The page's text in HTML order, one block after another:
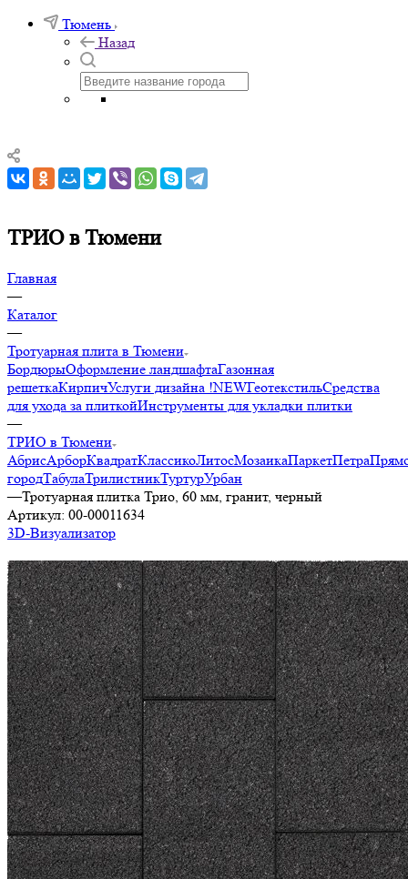
Тюмень
Назад
ТРИО в Тюмени
Главная
—
Каталог
—
Тротуарная плита в Тюмени
БордюрыОформление ландшафтаГазонная
решеткаКирпичУслуги дизайна !NEWГеотекстильСредства
для ухода за плиткойИнструменты для укладки плитки
—
ТРИО в Тюмени
АбрисАрборКвадратКлассикоЛитосМозаикаПаркетПетра
городТабулаТрилистникТуртурУрбан
—Тротуарная плитка Трио, 60 мм, гранит, черный
Артикул: 00-00011634
3D-Визуализатор